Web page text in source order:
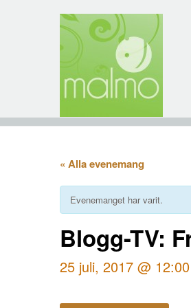
« Alla evenemang
Evenemanget har varit.
Blogg-TV:
25 juli, 2017 @ 12:00